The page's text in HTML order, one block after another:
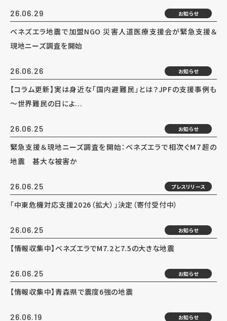
26.06.29 お知らせ
ベネズエラ地震で加盟NGO 災害人道医療支援会が緊急支援＆
現地ニーズ調査を開始
26.06.26 お知らせ
【コラム更新】実は身近な「国内避難民」とは？JPFの支援事例も
～世界難民の日によ...
26.06.25 お知らせ
緊急支援＆現地ニーズ調査を開始：ベネズエラで相次ぐM７超の
地震 甚大な被害か
26.06.25 プレスリリース
「中東危機対応支援2026（拡大）」決定（寄付受付中）
26.06.25 お知らせ
【情報収集中】ベネズエラでM7.2と7.5の大きな地震
26.06.25 お知らせ
【情報収集中】青森県で震度6強の地震
26.06.19 お知らせ